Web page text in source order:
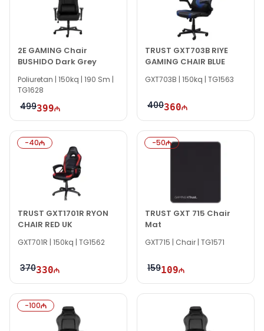
2E GAMING Chair
BUSHIDO Dark Grey
Poliuretan | 150kq | 190 Sm |
TG1628
499399
TRUST GXT703B RIYE
GAMING CHAIR BLUE
GXT703B | 150kq | TG1563
400360
-40
TRUST GXT1701R RYON
CHAIR RED UK
GXT701R | 150kq | TG1562
370330
-50
TRUST GXT 715 Chair
Mat
GXT715 | Chair | TG1571
159109
-100